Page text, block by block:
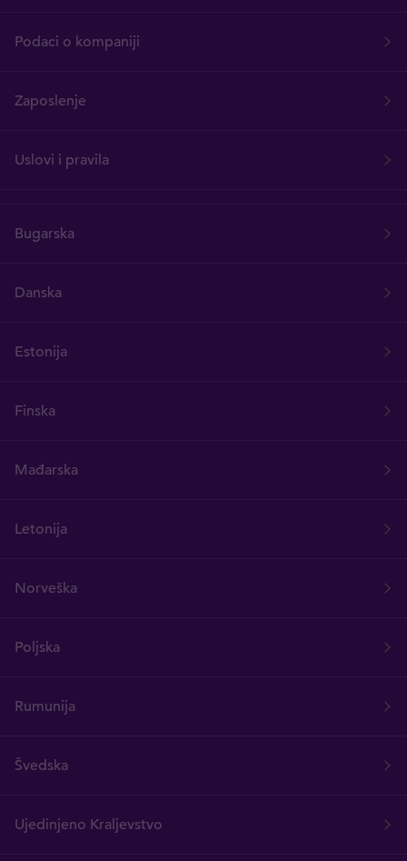
Podaci o kompaniji
Zaposlenje
Uslovi i pravila
Bugarska
Danska
Estonija
Finska
Mađarska
Letonija
Norveška
Poljska
Rumunija
Švedska
Ujedinjeno Kraljevstvo